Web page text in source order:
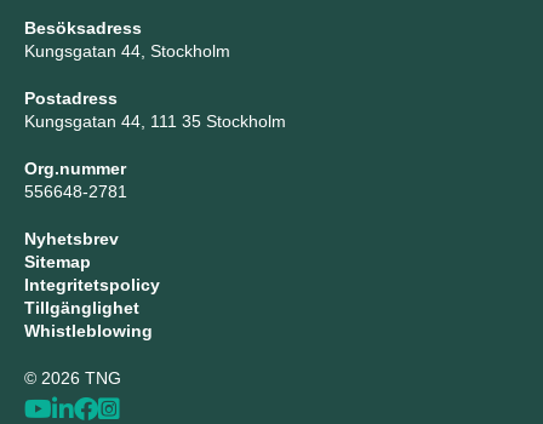
Besöksadress
Kungsgatan 44, Stockholm
Postadress
Kungsgatan 44, 111 35 Stockholm
Org.nummer
556648-2781
Nyhetsbrev
Sitemap
Integritetspolicy
Tillgänglighet
Whistleblowing
© 2026 TNG